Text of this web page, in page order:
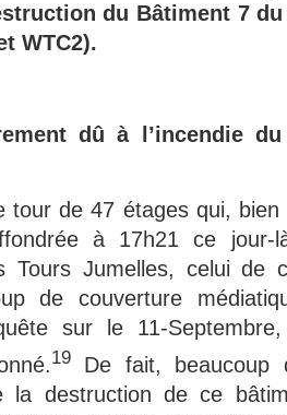
du Bâtiment 7 du
WTC2).
dû à l’incendie
tour de 47 étages qui, bien
à 17h21 ce
Tours Jumelles, celui de
de couverture
sur le 11-
19De fait, beaucoup
la destruction de ce